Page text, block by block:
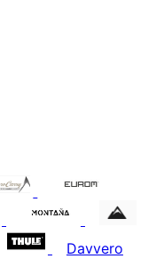
Davvero